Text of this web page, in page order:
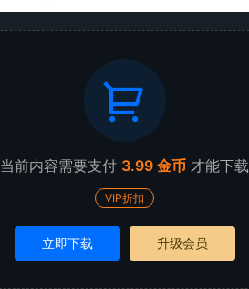
当前内容需要支付 3.99 金币 才能下载
VIP折扣
立即下载 升级会员